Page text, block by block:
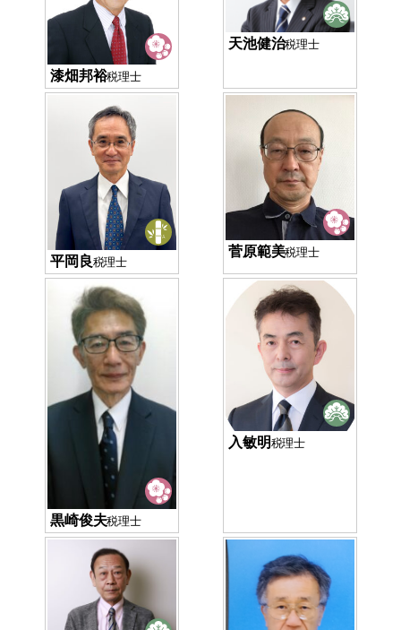
漆畑邦裕税理士
天池健治税理士
平岡良税理士
菅原範美税理士
黒崎俊夫税理士
入敏明税理士